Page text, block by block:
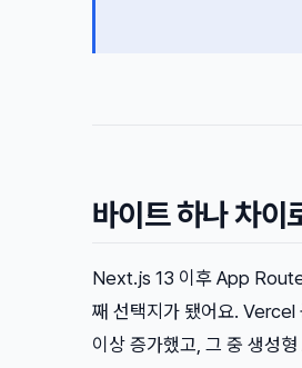
바이트 하나 차이
Next.js 13 이후 App
째 선택지가 됐어요. Vercel
이상 증가했고, 그 중 생성